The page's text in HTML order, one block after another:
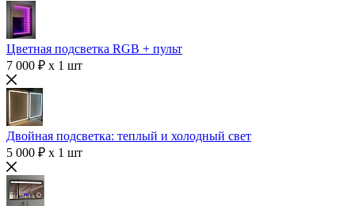
Цветная подсветка RGB + пульт
7 000 ₽ x 1 шт
Двойная подсветка: теплый и холодный свет
5 000 ₽ x 1 шт